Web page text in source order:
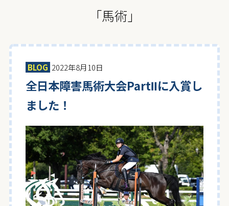
「馬術」
BLOG 2022年8月10日
全日本障害馬術大会PartⅡに入賞し
ました！